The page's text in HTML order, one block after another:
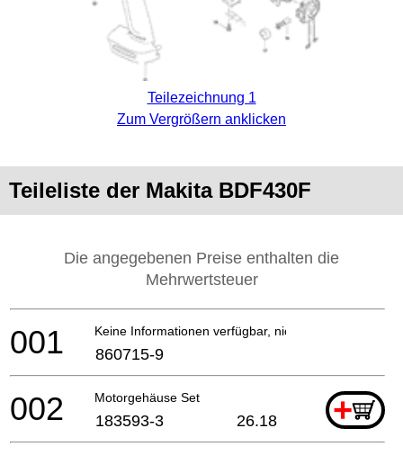
Teilezeichnung 1
Zum Vergrößern anklicken
Teileliste der Makita BDF430F
Die angegebenen Preise enthalten die
Mehrwertsteuer
Keine Informationen verfügbar, nicht bestellbar
001 860715-9
Motorgehäuse Set +
002 183593-3 26.18